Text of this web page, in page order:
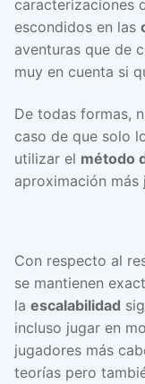
caracterizaciones
escondidos en las
aventuras que de
muy en cuenta si
De todas formas,
caso de que solo
utilizar el método
aproximación
Con respecto al
se mantienen
la escalabilidad
incluso jugar en
jugadores más
teorías pero